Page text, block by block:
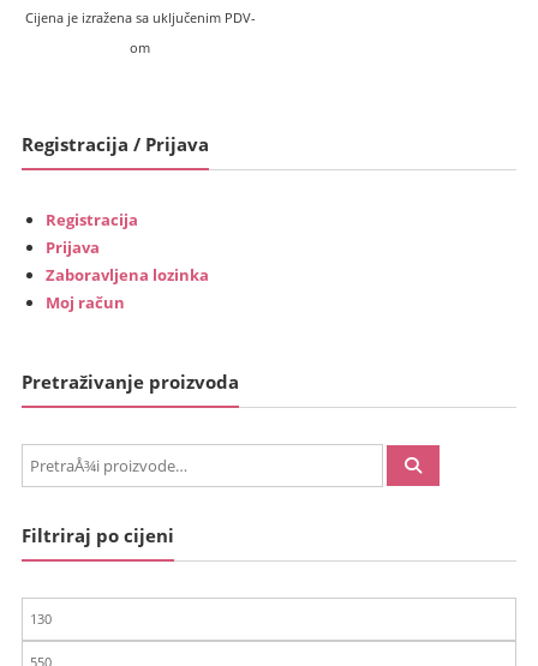
Cijena je izražena sa uključenim PDV-
om
Registracija / Prijava
Registracija
Prijava
Zaboravljena lozinka
Moj račun
Pretraživanje proizvoda
PretraÅ¾i:
Filtriraj po cijeni
Min
cijena
Maks